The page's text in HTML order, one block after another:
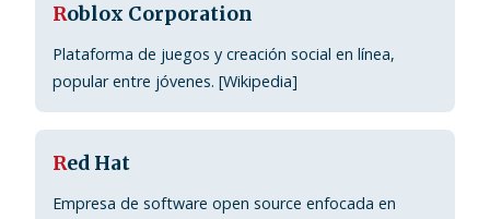
Roblox Corporation
Plataforma de juegos y creación social en línea,
popular entre jóvenes. [Wikipedia]
Red Hat
Empresa de software open source enfocada en